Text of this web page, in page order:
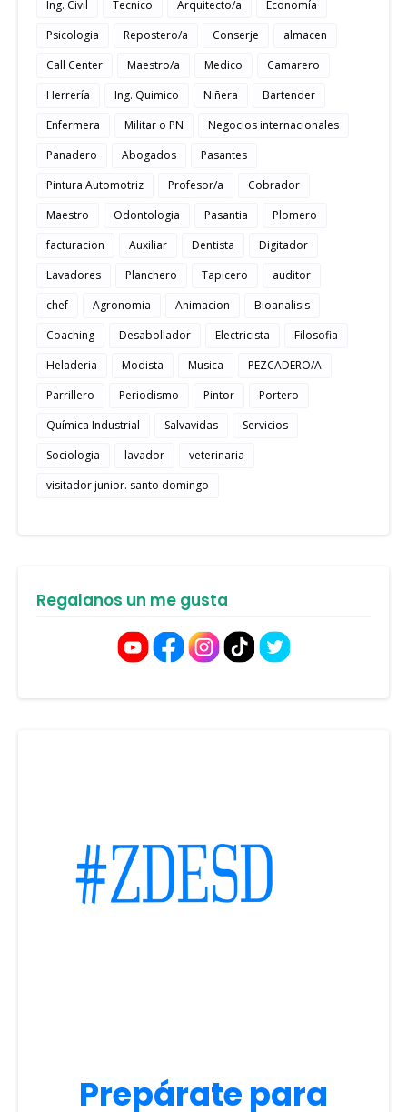
Ing. Civil Tecnico Arquitecto/a
Economía
Psicologia
Repostero/a Conserje
almacen
Call Center
Maestro/a Medico
Camarero
Herrería
Ing. Quimico Niñera
Bartender
Enfermera
Militar o PN
Negocios internacionales
Panadero
Abogados
Pasantes
Pintura Automotriz
Profesor/a
Cobrador
Maestro
Odontologia Pasantia
Plomero
facturacion
Auxiliar Dentista
Digitador
Lavadores
Planchero Tapicero
auditor
chef
Agronomia Animacion
Bioanalisis
Coaching
Desabollador Electricista
Filosofia
Heladeria
Modista Musica
PEZCADERO/A
Parrillero
Periodismo Pintor
Portero
Química Industrial
Salvavidas
Servicios
Sociologia
lavador
veterinaria
visitador junior. santo domingo
Regalanos un me gusta
Prepárate para